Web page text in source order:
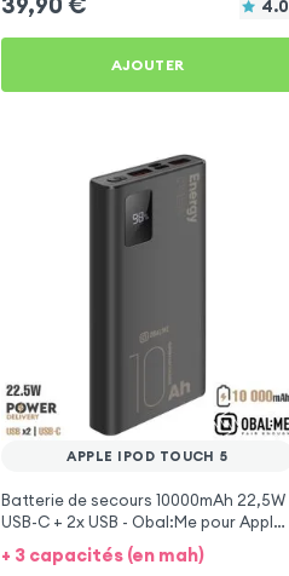
4.0
AJOUTER
APPLE IPOD TOUCH 5
Batterie de secours 10000mAh 22,5W
USB-C + 2x USB - Obal:Me pour Apple
iPod Touch 5
+ 3 capacités (en mah)